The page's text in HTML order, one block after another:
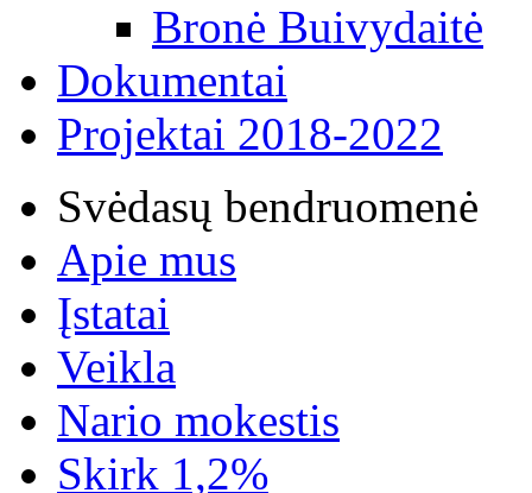
Bronė Buivydaitė
Dokumentai
Projektai 2018-2022
Svėdasų bendruomenė
Apie mus
Įstatai
Veikla
Nario mokestis
Skirk 1,2%